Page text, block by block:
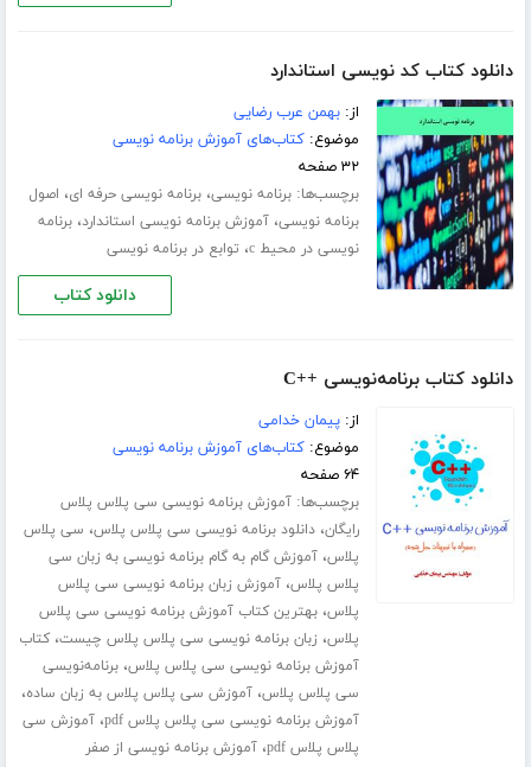
دانلود کتاب کد نویسی استاندارد
از:بهمن عرب رضایی
موضوع:کتاب‌های آموزش برنامه نویسی
۳۲ صفحه
برچسب‌ها:برنامه نویسی،برنامه نویسی حرفه ای، اصول
برنامه نویسی،آموزش برنامه نویسی استاندارد،برنامه
نویسی در محیط c ، توابع در برنامه نویسی
دانلود کتاب
دانلود کتاب برنامه‌نویسی ++C
از:پیمان خدامی
موضوع:کتاب‌های آموزش برنامه نویسی
۶۴ صفحه
برچسب‌ها:آموزش برنامه نویسی سی پلاس پلاس
رایگان،دانلود برنامه نویسی سی پلاس پلاس، سی پلاس
پلاس،آموزش گام به گام برنامه نویسی به زبان سی
پلاس پلاس،آموزش زبان برنامه نویسی سی پلاس
پلاس،بهترین کتاب آموزش برنامه نویسی سی پلاس
پلاس، زبان برنامه نویسی سی پلاس پلاس چیست،کتاب
آموزش برنامه نویسی سی پلاس پلاس،برنامه‌نویسی
سی پلاس پلاس،آموزش سی پلاس پلاس به زبان ساده،
آموزش برنامه نویسی سی پلاس پلاس pdf ،آموزش سی
پلاس پلاس pdf
،آموزش برنامه نویسی از صفر